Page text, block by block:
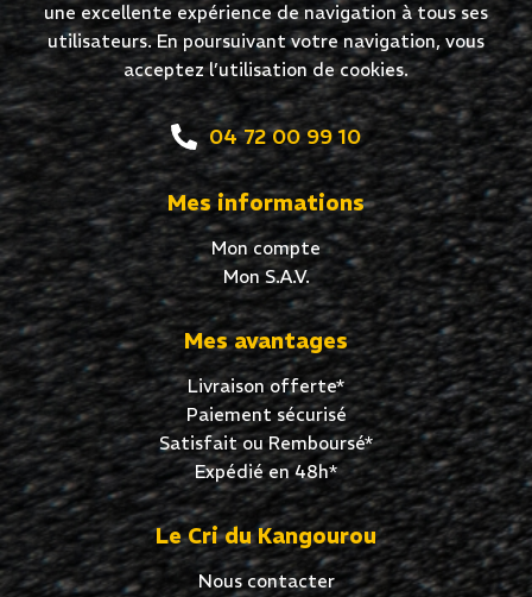
une excellente expérience de navigation à tous ses
utilisateurs. En poursuivant votre navigation, vous
acceptez l’utilisation de cookies.
04 72 00 99 10
Mes informations
Mon compte
Mon S.A.V.
Mes avantages
Livraison offerte*
Paiement sécurisé
Satisfait ou Remboursé*
Expédié en 48h*
Le Cri du Kangourou
Nous contacter